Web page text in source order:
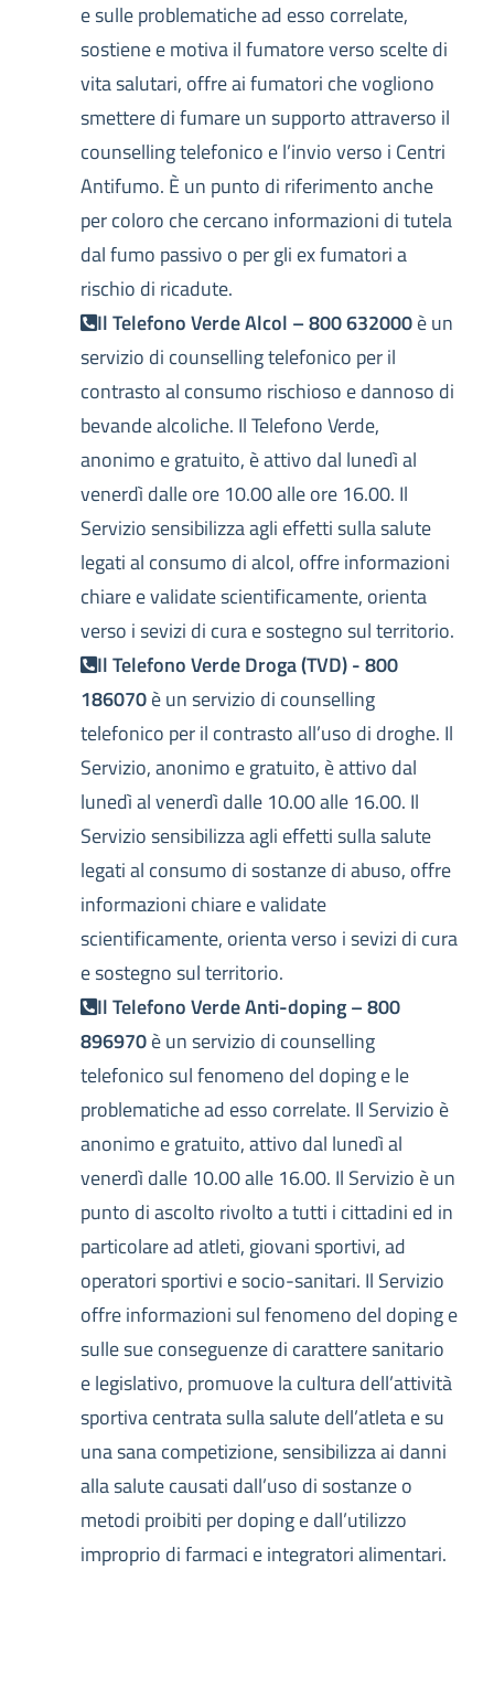
e sulle problematiche ad esso correlate,
sostiene e motiva il fumatore verso scelte di
vita salutari, offre ai fumatori che vogliono
smettere di fumare un supporto attraverso il
counselling telefonico e l’invio verso i Centri
Antifumo. È un punto di riferimento anche
per coloro che cercano informazioni di tutela
dal fumo passivo o per gli ex fumatori a
rischio di ricadute.
Il Telefono Verde Alcol – 800 632000è un
servizio di counselling telefonico per il
contrasto al consumo rischioso e dannoso di
bevande alcoliche. Il Telefono Verde,
anonimo e gratuito, è attivo dal lunedì al
venerdì dalle ore 10.00 alle ore 16.00. Il
Servizio sensibilizza agli effetti sulla salute
legati al consumo di alcol, offre informazioni
chiare e validate scientificamente, orienta
verso i sevizi di cura e sostegno sul territorio.
Il Telefono Verde Droga (TVD) - 800
186070è un servizio di counselling
telefonico per il contrasto all’uso di droghe. Il
Servizio, anonimo e gratuito, è attivo dal
lunedì al venerdì dalle 10.00 alle 16.00. Il
Servizio sensibilizza agli effetti sulla salute
legati al consumo di sostanze di abuso, offre
informazioni chiare e validate
scientificamente, orienta verso i sevizi di cura
e sostegno sul territorio.
Il Telefono Verde Anti-doping – 800
896970è un servizio di counselling
telefonico sul fenomeno del doping e le
problematiche ad esso correlate. Il Servizio è
anonimo e gratuito, attivo dal lunedì al
venerdì dalle 10.00 alle 16.00. Il Servizio è un
punto di ascolto rivolto a tutti i cittadini ed in
particolare ad atleti, giovani sportivi, ad
operatori sportivi e socio-sanitari. Il Servizio
offre informazioni sul fenomeno del doping e
sulle sue conseguenze di carattere sanitario
e legislativo, promuove la cultura dell’attività
sportiva centrata sulla salute dell’atleta e su
una sana competizione, sensibilizza ai danni
alla salute causati dall’uso di sostanze o
metodi proibiti per doping e dall’utilizzo
improprio di farmaci e integratori alimentari.